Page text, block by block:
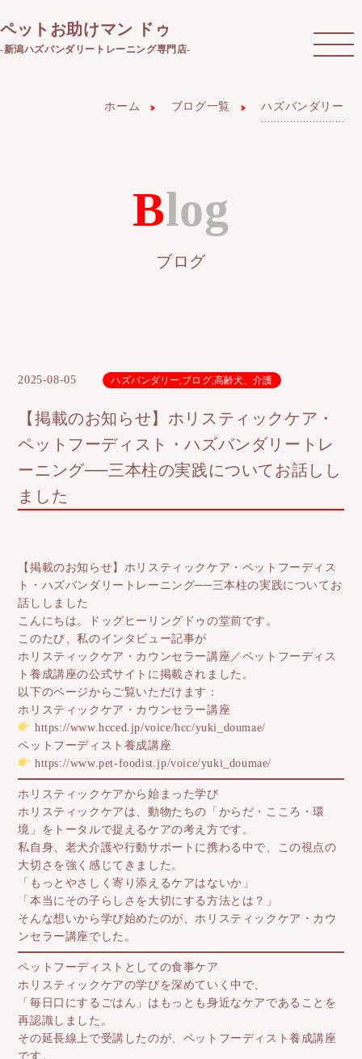
ペットお助けマン ドゥ
-新潟ハズバンダリートレーニング専門店-
ホーム ブログ一覧 ハズバンダリー
Blog
ブログ
2025-08-05 ハズバンダリー,ブログ,高齢犬、介護
【掲載のお知らせ】ホリスティックケア・
ペットフーディスト・ハズバンダリートレ
ーニング──三本柱の実践についてお話しし
ました
【掲載のお知らせ】ホリスティックケア・ペットフーディス
ト・ハズバンダリートレーニング──三本柱の実践についてお
話ししました
こんにちは。ドッグヒーリングドゥの堂前です。
このたび、私のインタビュー記事が
ホリスティックケア・カウンセラー講座／ペットフーディス
ト養成講座の公式サイトに掲載されました。
以下のページからご覧いただけます：
ホリスティックケア・カウンセラー講座
https://www.hcced.jp/voice/hcc/yuki_doumae/
ペットフーディスト養成講座
https://www.pet-foodist.jp/voice/yuki_doumae/
ホリスティックケアから始まった学び
ホリスティックケアは、動物たちの「からだ・こころ・環
境」をトータルで捉えるケアの考え方です。
私自身、老犬介護や行動サポートに携わる中で、この視点の
大切さを強く感じてきました。
「もっとやさしく寄り添えるケアはないか」
「本当にその子らしさを大切にする方法とは？」
そんな想いから学び始めたのが、ホリスティックケア・カウ
ンセラー講座でした。
ペットフーディストとしての食事ケア
ホリスティックケアの学びを深めていく中で、
「毎日口にするごはん」はもっとも身近なケアであることを
再認識しました。
その延長線上で受講したのが、ペットフーディスト養成講座
です。